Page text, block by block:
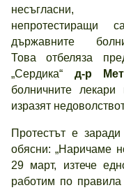
несъгласни,
непротестиращи
държавните
Това отбеляза
„Сердика“ д-р
болничните
изразят
Протестът е
обясни: „Наричаме
29 март, изтече
работим по правила